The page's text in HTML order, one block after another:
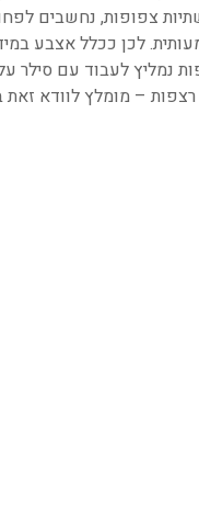
צפופות, נחשבים
לכן ככלל אצבע
נמליץ לעבוד עם
– מומלץ לוודא